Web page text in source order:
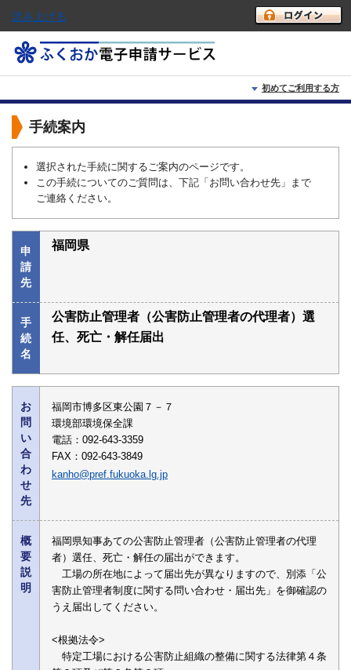
読み上げる
初めてご利用する方
初めて利用する方へ
利用上の注意
よくあるご質問
手続案内
選択された手続に関するご案内のページです。
この手続についてのご質問は、下記「お問い合わせ先」まで
ご連絡ください。
申
請
先
福岡県
手
続
名
公害防止管理者（公害防止管理者の代理者）選
任、死亡・解任届出
お
問
い
合
わ
せ
先
福岡市博多区東公園７－７
環境部環境保全課
電話：092-643-3359
FAX：092-643-3849
kanho@pref.fukuoka.lg.jp
概
要
説
明
福岡県知事あての公害防止管理者（公害防止管理者の代理
者）選任、死亡・解任の届出ができます。
工場の所在地によって届出先が異なりますので、別添「公
害防止管理者制度に関する問い合わせ・届出先」を御確認の
うえ届出してください。
<根拠法令>
特定工場における公害防止組織の整備に関する法律第４条